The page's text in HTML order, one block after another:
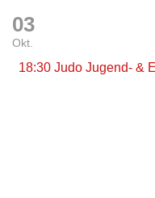
03
Okt.
18:30 Judo Jugend- &